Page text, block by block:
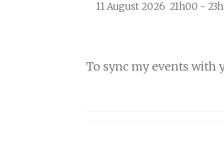
11 August 2026 21h00 -
To sync my events with